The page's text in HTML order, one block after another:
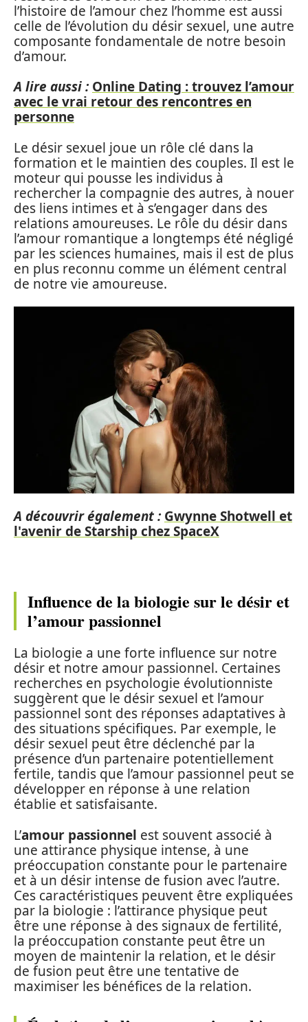
l’histoire de l’amour chez l’homme est aussi
celle de l’évolution du désir sexuel, une autre
composante fondamentale de notre besoin
d’amour.
A lire aussi : Online Dating : trouvez l’amour
avec le vrai retour des rencontres en
personne
Le désir sexuel joue un rôle clé dans la
formation et le maintien des couples. Il est le
moteur qui pousse les individus à
rechercher la compagnie des autres, à nouer
des liens intimes et à s’engager dans des
relations amoureuses. Le rôle du désir dans
l’amour romantique a longtemps été négligé
par les sciences humaines, mais il est de plus
en plus reconnu comme un élément central
de notre vie amoureuse.
A découvrir également : Gwynne Shotwell et
l'avenir de Starship chez SpaceX
Influence de la biologie sur le désir et
l’amour passionnel
La biologie a une forte influence sur notre
désir et notre amour passionnel. Certaines
recherches en psychologie évolutionniste
suggèrent que le désir sexuel et l’amour
passionnel sont des réponses adaptatives à
des situations spécifiques. Par exemple, le
désir sexuel peut être déclenché par la
présence d’un partenaire potentiellement
fertile, tandis que l’amour passionnel peut se
développer en réponse à une relation
établie et satisfaisante.
L’amour passionnel est souvent associé à
une attirance physique intense, à une
préoccupation constante pour le partenaire
et à un désir intense de fusion avec l’autre.
Ces caractéristiques peuvent être expliquées
par la biologie : l’attirance physique peut
être une réponse à des signaux de fertilité,
la préoccupation constante peut être un
moyen de maintenir la relation, et le désir
de fusion peut être une tentative de
maximiser les bénéfices de la relation.